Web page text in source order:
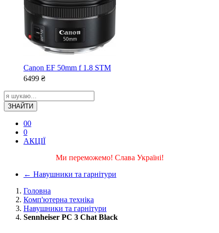
Canon EF 50mm f 1.8 STM
6499 ₴
ЗНАЙТИ
00
0
АКЦІЇ
Ми переможемо! Слава Україні!
← Навушники та гарнітури
Головна
Комп'ютерна техніка
Навушники та гарнітури
Sennheiser PC 3 Chat Black